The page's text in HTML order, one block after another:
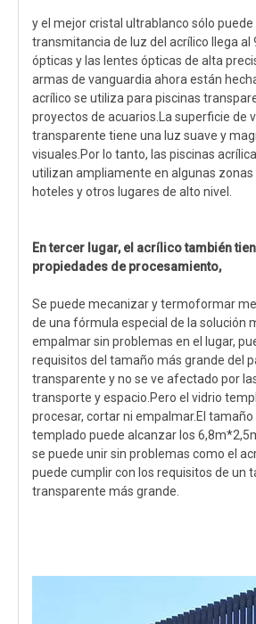
y el mejor cristal ultrablanco sólo puede
transmitancia de luz del acrílico llega al
ópticas y las lentes ópticas de alta
armas de vanguardia ahora están
acrílico se utiliza para piscinas
proyectos de acuarios.La superficie de
transparente tiene una luz suave y
visuales.Por lo tanto, las piscinas
utilizan ampliamente en algunas zonas
hoteles y otros lugares de alto nivel.
En tercer lugar, el acrílico también
propiedades de procesamiento,
Se puede mecanizar y termoformar
de una fórmula especial de la solución
empalmar sin problemas en el lugar,
requisitos del tamaño más grande del
transparente y no se ve afectado por
transporte y espacio.Pero el vidrio
procesar, cortar ni empalmar.El
templado puede alcanzar los
se puede unir sin problemas como el
puede cumplir con los requisitos de un
transparente más grande.